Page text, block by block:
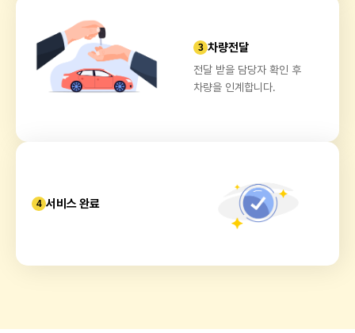
3 차량전달
전달 받을 담당자 확인 후
차량을 인계합니다.
4 서비스 완료